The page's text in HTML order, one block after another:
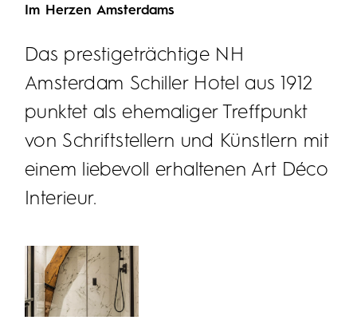
Im Herzen Amsterdams
Das prestigeträchtige NH
Amsterdam Schiller Hotel aus 1912
punktet als ehemaliger Treffpunkt
von Schriftstellern und Künstlern mit
einem liebevoll erhaltenen Art Déco
Interieur.